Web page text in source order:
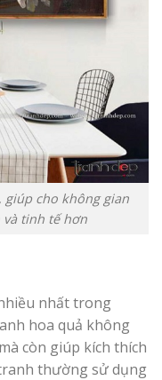
cho không gian
tinh tế hơn
nhất trong
hoa quả không
còn giúp kích thích
thường sử dụng